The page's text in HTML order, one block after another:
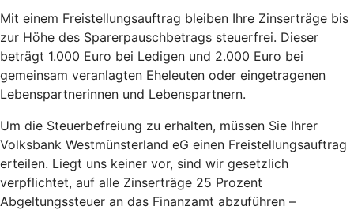
Mit einem Freistellungsauftrag bleiben Ihre Zinserträge bis
zur Höhe des Sparerpauschbetrags steuerfrei. Dieser
beträgt 1.000 Euro bei Ledigen und 2.000 Euro bei
gemeinsam veranlagten Eheleuten oder eingetragenen
Lebenspartnerinnen und Lebenspartnern.
Um die Steuerbefreiung zu erhalten, müssen Sie Ihrer
Volksbank Westmünsterland eG einen Freistellungsauftrag
erteilen. Liegt uns keiner vor, sind wir gesetzlich
verpflichtet, auf alle Zinserträge 25 Prozent
Abgeltungssteuer an das Finanzamt abzuführen –